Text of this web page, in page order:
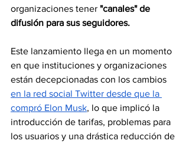
organizaciones tener "canales" de
difusión para sus seguidores.
Este lanzamiento llega en un momento
en que instituciones y organizaciones
están decepcionadas con los cambios
en la red social Twitter desde que la
compró Elon Musk, lo que implicó la
introducción de tarifas, problemas para
los usuarios y una drástica reducción de